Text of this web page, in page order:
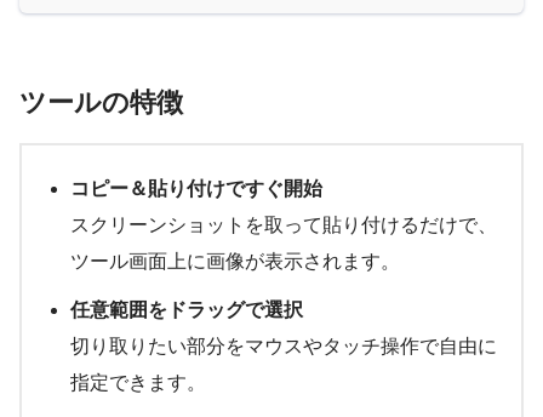
ツールの特徴
コピー＆貼り付けですぐ開始
スクリーンショットを取って貼り付けるだけで、
ツール画面上に画像が表示されます。
任意範囲をドラッグで選択
切り取りたい部分をマウスやタッチ操作で自由に
指定できます。